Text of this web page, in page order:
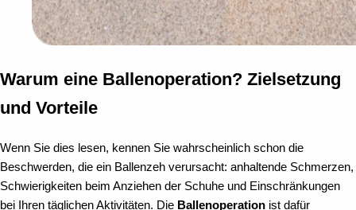
Warum eine Ballenoperation? Zielsetzung
und Vorteile
Wenn Sie dies lesen, kennen Sie wahrscheinlich schon die
Beschwerden, die ein Ballenzeh verursacht: anhaltende Schmerzen,
Schwierigkeiten beim Anziehen der Schuhe und Einschränkungen
bei Ihren täglichen Aktivitäten. Die Ballenoperation ist dafür